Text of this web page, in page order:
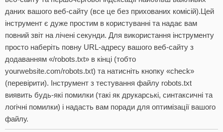
даних вашого веб-сайту (все це без прихованих комісій).Цей
інструмент є дуже простим в користуванні та надає вам
повний звіт на лічені секунди. Для використання інструменту
просто наберіть повну URL-адресу вашого веб-сайту з
додаванням «/robots.txt» в кінці (тобто
yourwebsite.com/robots.txt) та натисніть кнопку «check»
(перевірити). Інструмент з тестування файлу robots.txt
виявить будь-які помилки (такі як друкарські, синтаксичні та
логічні помилки) і надасть вам поради для оптимізації вашого
файлу.